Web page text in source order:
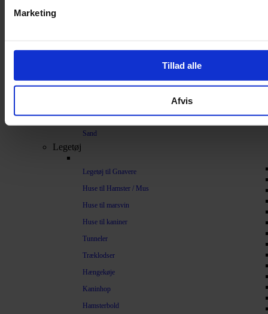
Marketing
Tillad alle
Afvis
Bark
Spelt
Vat
Sand
Legetøj
Legetøj til Gnavere
Huse til Hamster / Mus
Huse til marsvin
Huse til kaniner
Tunneler
Træklodser
Hængekøje
Kaninhop
Hamsterbold